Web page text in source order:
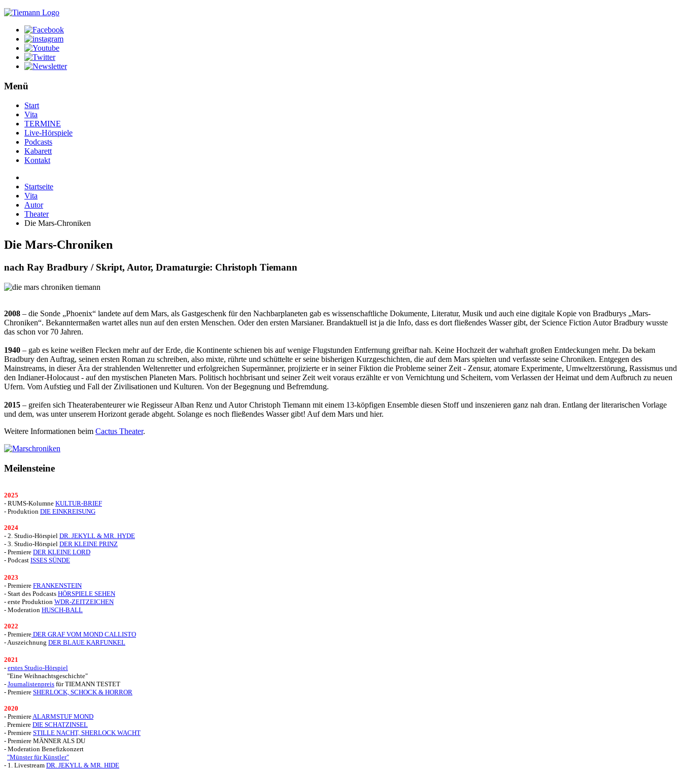
Menü
Start
Vita
TERMINE
Live-Hörspiele
Podcasts
Kabarett
Kontakt
Startseite
Vita
Autor
Theater
Die Mars-Chroniken
Die Mars-Chroniken
nach Ray Bradbury / Skript, Autor, Dramaturgie: Christoph Tiemann
2008 – die Sonde „Phoenix“ landete auf dem Mars, als Gastgeschenk für den Nachbarplaneten gab es wissenschaftliche Dokumente, Literatur, Musik und auch eine digitale Kopie von Bradburys „Mars-
Chroniken“. Bekanntermaßen wartet alles nun auf den ersten Menschen. Oder den ersten Marsianer. Brandaktuell ist ja die Info, dass es dort fließendes Wasser gibt, der Science Fiction Autor Bradbury wusste
das schon vor 70 Jahren.
1940 – gab es keine weißen Flecken mehr auf der Erde, die Kontinente schienen bis auf wenige Flugstunden Entfernung greifbar nah. Keine Hochzeit der wahrhaft großen Entdeckungen mehr. Da bekam
Bradbury den Auftrag, seinen ersten Roman zu schreiben, also mixte, rührte und schüttelte er seine bisherigen Kurzgeschichten, die auf dem Mars spielten und verfasste seine Chroniken. Entgegen des
Mainstreams, in dieser Ära der strahlenden Weltenretter und erfolgreichen Supermänner, projizierte er in seiner Fiktion die Probleme seiner Zeit - Zensur, atomare Experimente, Umweltzerstörung, Rassismus und
den Indianer-Holocaust - auf den mystischen Planeten Mars. Politisch hochbrisant und seiner Zeit weit voraus erzählte er von Vernichtung und Scheitern, vom Verlassen der Heimat und dem Aufbruch zu neuen
Ufern. Vom Aufstieg und Fall der Zivilisationen und Kulturen. Von der Begegnung und Befremdung.
2015 – greifen sich Theaterabenteurer wie Regisseur Alban Renz und Autor Christoph Tiemann mit einem 13-köpfigen Ensemble diesen Stoff und inszenieren ganz nah dran. Entlang der literarischen Vorlage
und dem, was unter unserem Horizont gerade abgeht. Solange es noch fließendes Wasser gibt! Auf dem Mars und hier.
Weitere Informationen beim Cactus Theater.
Meilensteine
2025
- RUMS-Kolumne KULTUR-BRIEF
- Produktion DIE EINKREISUNG
2024
- 2. Studio-Hörspiel DR. JEKYLL & MR. HYDE
- 3. Studio-Hörspiel DER KLEINE PRINZ
- Premiere DER KLEINE LORD
- Podcast ISSES SÜNDE
2023
- Premiere FRANKENSTEIN
- Start des Podcasts HÖRSPIELE SEHEN
- erste Produktion WDR-ZEITZEICHEN
- Moderation HUSCH-BALL
2022
- Premiere DER GRAF VOM MOND CALLISTO
- Auszeichnung DER BLAUE KARFUNKEL
2021
- erstes Studio-Hörspiel
"Eine Weihnachtsgeschichte"
- Journalistenpreis für TIEMANN TESTET
- Premiere SHERLOCK, SCHOCK & HORROR
2020
- PremiereALARMSTUF MOND
. Premiere DIE SCHATZINSEL
- Premiere STILLE NACHT, SHERLOCK WACHT
- Premiere MÄNNER ALS DU
- Moderation Benefizkonzert
"Münster für Künstler"
- 1. Livestream DR. JEKYLL & MR. HIDE